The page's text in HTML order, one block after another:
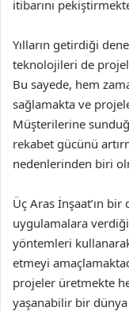
itibarını
Yılların getirdiği
teknolojileri de
Bu sayede, hem
sağlamakta ve
Müşterilerine
rekabet gücünü
nedenlerinden biri
Üç Aras İnşaat’ın
uygulamalara
yöntemleri
etmeyi
projeler üretmekte
yaşanabilir bir dünya